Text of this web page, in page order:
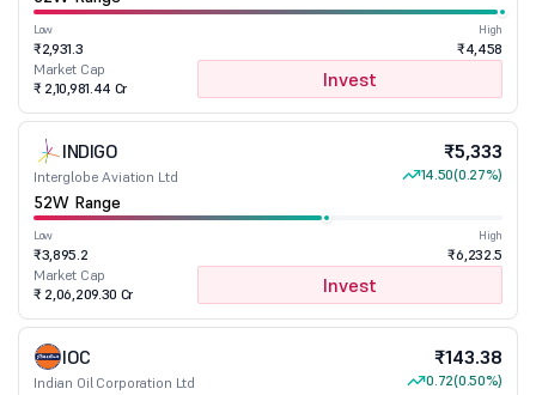
Low
₹2,931.3
High
₹4,458
Market Cap
₹ 2,10,981.44 Cr
Invest
INDIGO
Interglobe Aviation Ltd
₹5,333
14.50(0.27%)
52W Range
Low
₹3,895.2
High
₹6,232.5
Market Cap
₹ 2,06,209.30 Cr
Invest
IOC
Indian Oil Corporation Ltd
₹143.38
0.72(0.50%)